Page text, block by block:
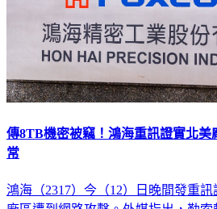
傳8TB機密被竊！鴻海重訊證實北美
常
鴻海（2317）今（12）日晚間發重